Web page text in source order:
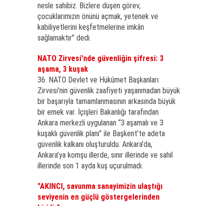
nesle sahibiz. Bizlere düşen görev,
çocuklarımızın önünü açmak, yetenek ve
kabiliyetlerini keşfetmelerine imkân
sağlamaktır" dedi.
NATO Zirvesi'nde güvenliğin şifresi: 3
aşama, 3 kuşak
36. NATO Devlet ve Hükûmet Başkanları
Zirvesi'nin güvenlik zaafiyeti yaşanmadan büyük
bir başarıyla tamamlanmasının arkasında büyük
bir emek var. İçişleri Bakanlığı tarafından
Ankara merkezli uygulanan “3 aşamalı ve 3
kuşaklı güvenlik planı” ile Başkent’te adeta
güvenlik kalkanı oluşturuldu. Ankara’da,
Ankara’ya komşu illerde, sınır illerinde ve sahil
illerinde son 1 ayda kuş uçurulmadı.
"AKINCI, savunma sanayimizin ulaştığı
seviyenin en güçlü göstergelerinden